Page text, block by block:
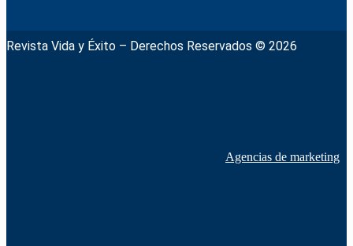
Revista Vida y Éxito – Derechos Reservados © 2026
Agencias de marketing